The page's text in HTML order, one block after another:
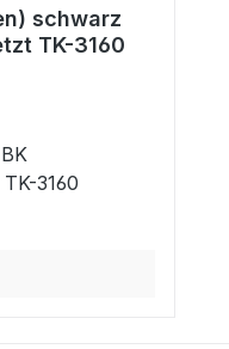
schwarz
TK-3160
3160